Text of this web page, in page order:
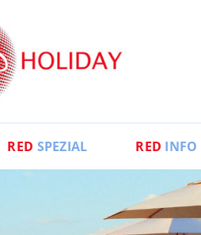
RED SPEZIAL RED INFO